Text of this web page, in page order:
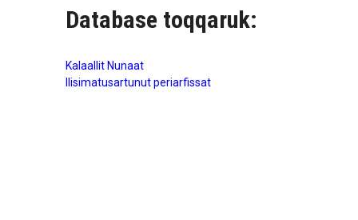
Database toqqaruk:
Kalaallit Nunaat
Ilisimatusartunut periarfissat